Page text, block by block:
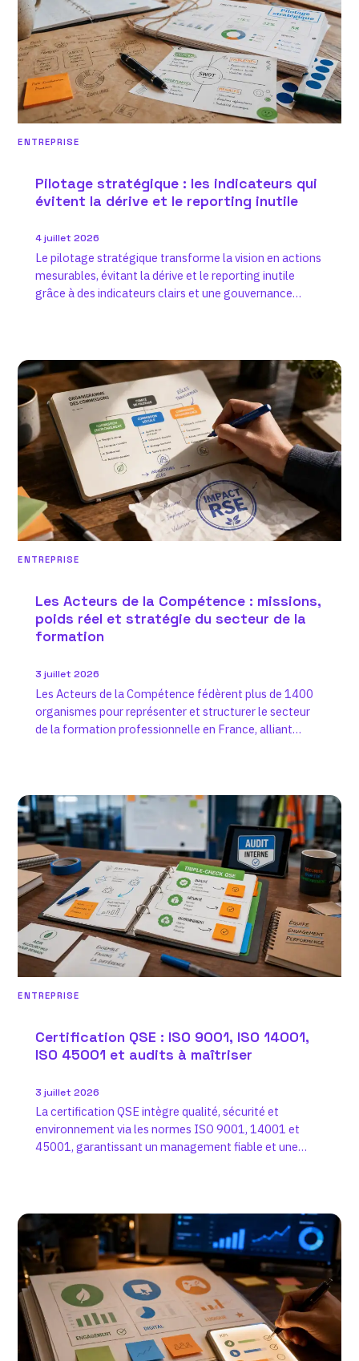
ENTREPRISE
Pilotage stratégique : les indicateurs qui
évitent la dérive et le reporting inutile
4 juillet 2026
Le pilotage stratégique transforme la vision en actions
mesurables, évitant la dérive et le reporting inutile
grâce à des indicateurs clairs et une gouvernance
ENTREPRISE
Les Acteurs de la Compétence : missions,
poids réel et stratégie du secteur de la
formation
3 juillet 2026
Les Acteurs de la Compétence fédèrent plus de 1400
organismes pour représenter et structurer le secteur
de la formation professionnelle en France, alliant
ENTREPRISE
Certification QSE : ISO 9001, ISO 14001,
ISO 45001 et audits à maîtriser
3 juillet 2026
La certification QSE intègre qualité, sécurité et
environnement via les normes ISO 9001, 14001 et
45001, garantissant un management fiable et une